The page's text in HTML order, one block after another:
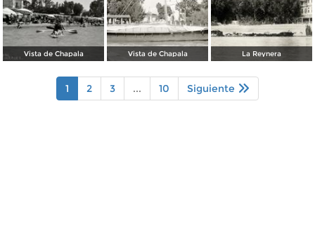
Vista de Chapala Vista de Chapala La Reynera
1 2 3 ... 10 Siguiente